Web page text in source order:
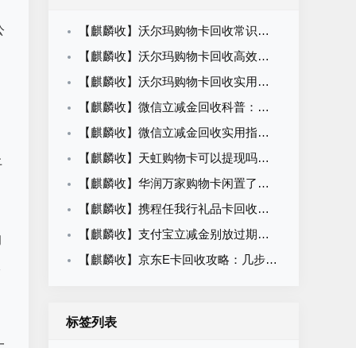
【麒麟收】沃尔玛购物卡回收常识科普：闲置卡券合规变现知识
【麒麟收】沃尔玛购物卡回收高效方法：职场人闲置卡券处理攻略
【麒麟收】沃尔玛购物卡回收实用指南：闲置卡券轻松盘活方法
【麒麟收】微信立减金回收科普：闲置权益变现的合规路径与操作方法
【麒麟收】微信立减金回收实用指南：别让卡包里的小钱悄悄溜走
【麒麟收】天虹购物卡可以提现吗？一篇看懂回收价格、平台选择与操作流程
【麒麟收】华润万家购物卡闲置了怎么办？别等过期才后悔，这个方法很多人都在用
【麒麟收】携程任我行礼品卡回收平台怎么选？先别急着提交卡密，这几点建议先看看
【麒麟收】支付宝立减金别放过期了！越来越多人这样处理，安全又省心
【麒麟收】京东E卡回收攻略：几步完成回收，92折价格哪里看？一文了解
标签列表